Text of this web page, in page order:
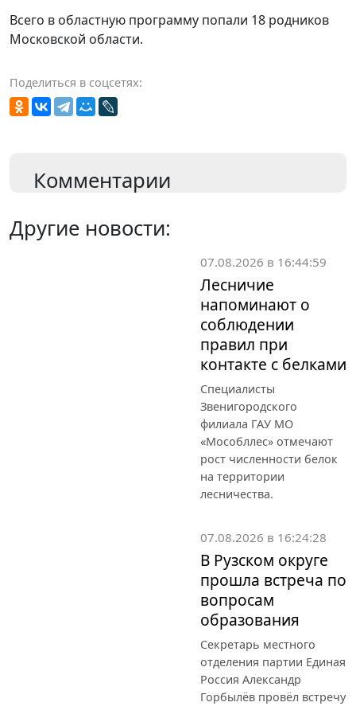
Всего в областную программу попали 18 родников
Московской области.
Поделиться в соцсетях:
Комментарии
Другие новости:
07.08.2026 в 16:44:59
Лесничие
напоминают о
соблюдении
правил при
контакте с белками
Специалисты
Звенигородского
филиала ГАУ МО
«Мособллес» отмечают
рост численности белок
на территории
лесничества.
07.08.2026 в 16:24:28
В Рузском округе
прошла встреча по
вопросам
образования
Секретарь местного
отделения партии Единая
Россия Александр
Горбылёв провёл встречу